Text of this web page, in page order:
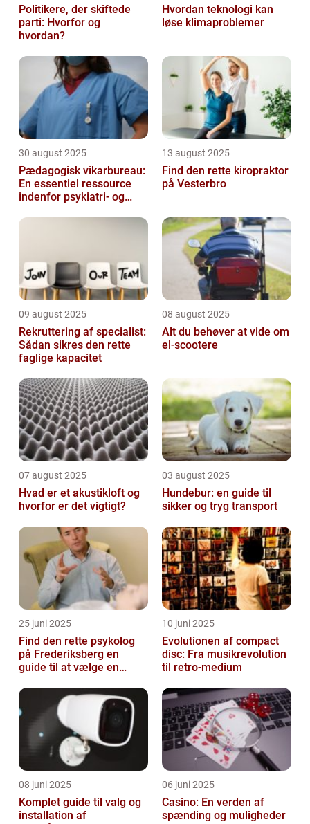
Politikere, der skiftede
parti: Hvorfor og
hvordan?
Hvordan teknologi kan
løse klimaproblemer
30 august 2025
Pædagogisk vikarbureau:
En essentiel ressource
indenfor psykiatri- og
13 august 2025
Find den rette kiropraktor
på Vesterbro
09 august 2025
Rekruttering af specialist:
Sådan sikres den rette
faglige kapacitet
08 august 2025
Alt du behøver at vide om
el-scootere
07 august 2025
Hvad er et akustikloft og
hvorfor er det vigtigt?
03 august 2025
Hundebur: en guide til
sikker og tryg transport
25 juni 2025
Find den rette psykolog
på Frederiksberg en
guide til at vælge en
10 juni 2025
Evolutionen af compact
disc: Fra musikrevolution
til retro-medium
08 juni 2025
Komplet guide til valg og
installation af
06 juni 2025
Casino: En verden af
spænding og muligheder